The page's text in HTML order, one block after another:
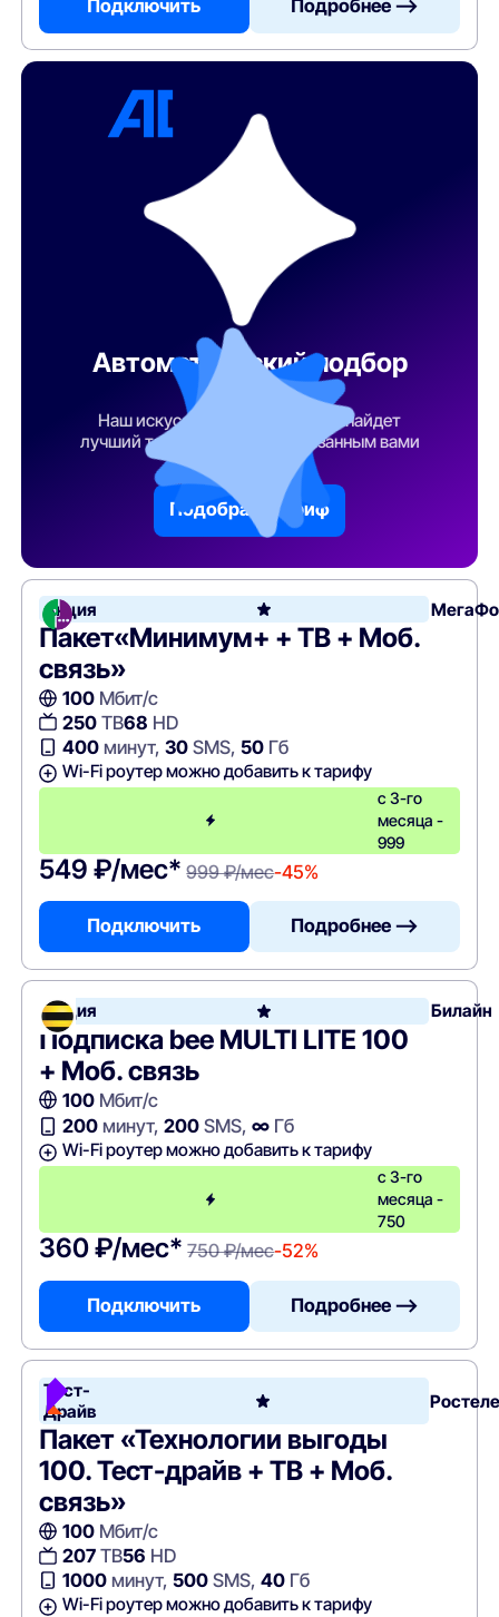
Подключить Подробнее —>
Автоматический подбор
тарифа
Наш искусственный интеллект найдет
лучший тарифный план по указанным вами
Подобрать тариф
Акция
Пакет«Минимум+ + ТВ + Моб.
связь»
100Мбит/с
250ТВ68 HD
400минут, 30SMS, 50Гб
Wi-Fi роутер можно добавить к тарифу
с 3-го
месяца -
999
549 ₽/мес* 999 ₽/мес-45%
Подключить Подробнее —>
Акция Билайн
Подписка bee MULTI LITE 100
+ Моб. связь
100Мбит/с
200минут, 200SMS, ∞Гб
Wi-Fi роутер можно добавить к тарифу
с 3-го
месяца -
750
360 ₽/мес* 750 ₽/мес-52%
Подключить Подробнее —>
Тест-
Драйв
Пакет «Технологии выгоды
100. Тест-драйв + ТВ + Моб.
связь»
100Мбит/с
207ТВ56 HD
1000минут, 500SMS, 40Гб
Wi-Fi роутер можно добавить к тарифу